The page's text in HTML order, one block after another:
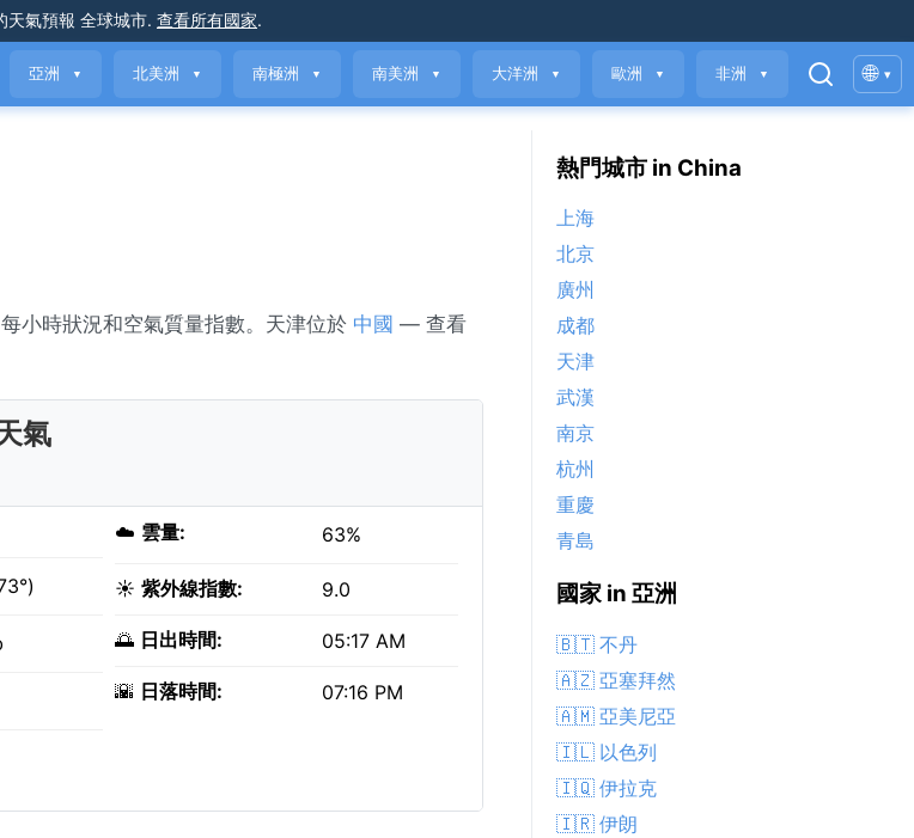
天氣預報 全球城市. 查看所有國家.
亞洲 ▼ 北美洲 ▼ 南極洲 ▼ 南美洲 ▼ 大洋洲 ▼ 歐洲 ▼ 非洲 ▼ 🌐 ▾
小時狀況和空氣質量指數。天津位於 中國 — 查看
氣
☁️ 雲量: 63%
☀️ 紫外線指數: 9.0
🌅 日出時間: 05:17 AM
🌇 日落時間: 07:16 PM
熱門城市 in China
上海
北京
廣州
成都
天津
武漢
南京
杭州
重慶
青島
國家 in 亞洲
🇧🇹 不丹
🇦🇿 亞塞拜然
🇦🇲 亞美尼亞
🇮🇱 以色列
🇮🇶 伊拉克
🇮🇷 伊朗